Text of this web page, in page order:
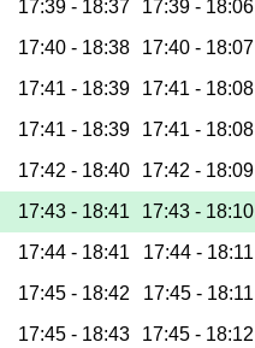
17:39 - 18:37 17:39 - 18:06
17:40 - 18:38 17:40 - 18:07
17:41 - 18:39 17:41 - 18:08
17:41 - 18:39 17:41 - 18:08
17:42 - 18:40 17:42 - 18:09
17:43 - 18:41 17:43 - 18:10
17:44 - 18:41 17:44 - 18:11
17:45 - 18:42 17:45 - 18:11
17:45 - 18:43 17:45 - 18:12